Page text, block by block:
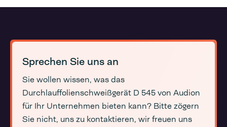
Sprechen Sie uns an
Sie wollen wissen, was das
Durchlauffolienschweißgerät D 545 von Audion
für Ihr Unternehmen bieten kann? Bitte zögern
Sie nicht, uns zu kontaktieren, wir freuen uns